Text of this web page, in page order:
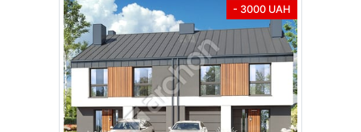
- 3000 UAH